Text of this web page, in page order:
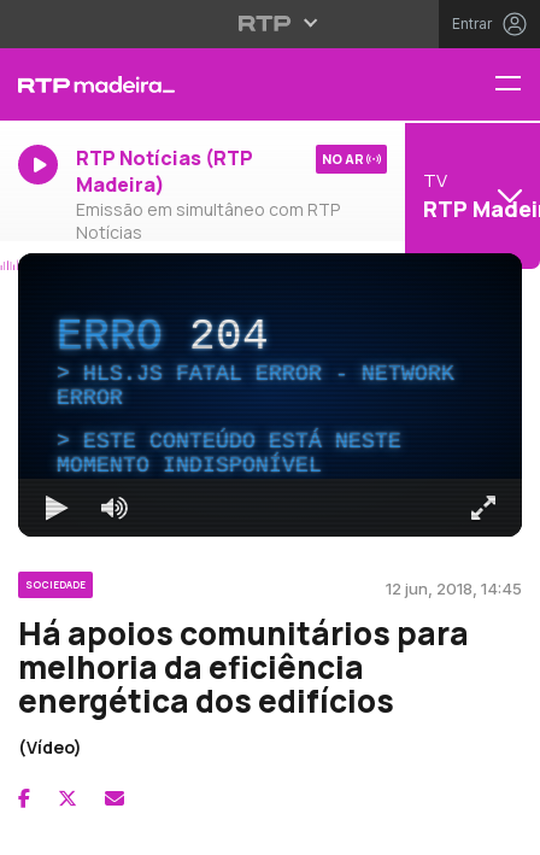
Entrar
RTP Notícias (RTP
Madeira)
Emissão em simultâneo com RTP
Notícias
NO AR
TV
RTP
ERRO204
HLS.JS FATAL ERROR - NETWORK
ERROR
ESTE CONTEÚDO ESTÁ NESTE
MOMENTO INDISPONÍVEL
SOCIEDADE 12 jun, 2018, 14:45
Há apoios comunitários para
melhoria da eficiência
energética dos edifícios
(Vídeo)